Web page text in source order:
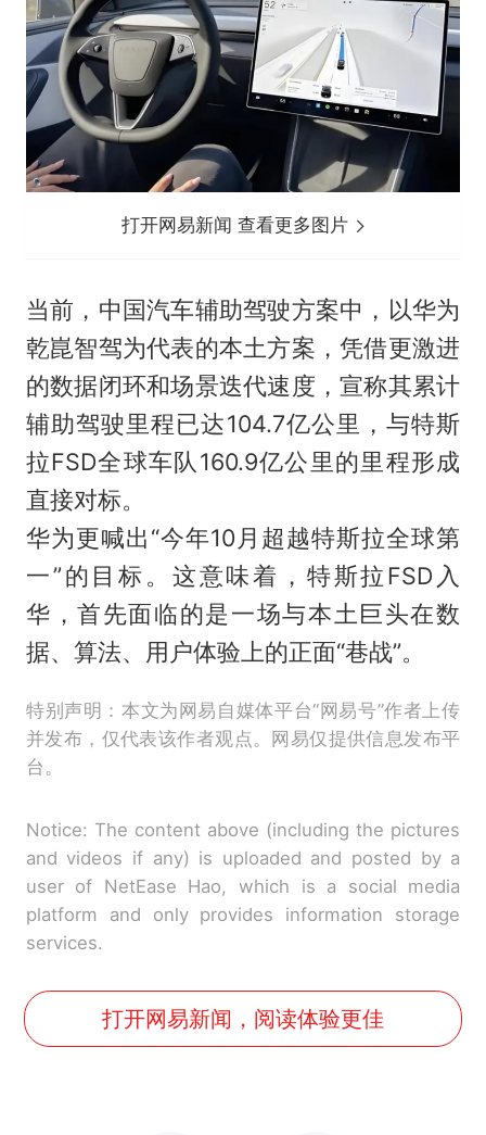
打开网易新闻 查看更多图片
当前，中国汽车辅助驾驶方案中，以华为
乾崑智驾为代表的本土方案，凭借更激进
的数据闭环和场景迭代速度，宣称其累计
辅助驾驶里程已达104.7亿公里，与特斯
拉FSD全球车队160.9亿公里的里程形成
直接对标。
华为更喊出“今年10月超越特斯拉全球第
一”的目标。这意味着，特斯拉FSD入
华，首先面临的是一场与本土巨头在数
据、算法、用户体验上的正面“巷战”。
特别声明：本文为网易自媒体平台“网易号”作者上传
并发布，仅代表该作者观点。网易仅提供信息发布平
台。
Notice: The content above (including the pictures
and videos if any) is uploaded and posted by a
user of NetEase Hao, which is a social media
platform and only provides information storage
services.
打开网易新闻，阅读体验更佳